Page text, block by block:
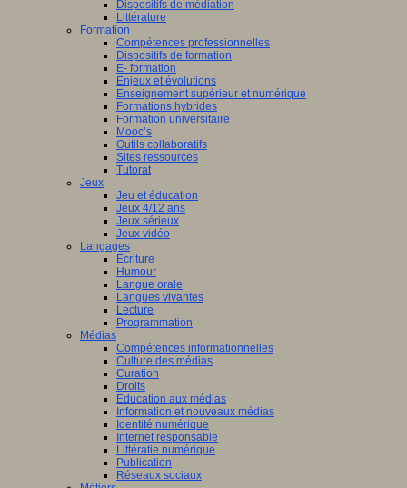
Dispositifs de médiation
Littérature
Formation
Compétences professionnelles
Dispositifs de formation
E- formation
Enjeux et évolutions
Enseignement supérieur et numérique
Formations hybrides
Formation universitaire
Mooc’s
Outils collaboratifs
Sites ressources
Tutorat
Jeux
Jeu et éducation
Jeux 4/12 ans
Jeux sérieux
Jeux vidéo
Langages
Ecriture
Humour
Langue orale
Langues vivantes
Lecture
Programmation
Médias
Compétences informationnelles
Culture des médias
Curation
Droits
Education aux médias
Information et nouveaux médias
Identité numérique
Internet responsable
Littératie numérique
Publication
Réseaux sociaux